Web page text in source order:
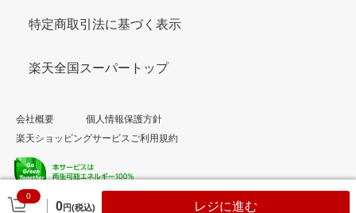
0
0円(税込) レジに進む
特定商取引法に基づく表示
楽天全国スーパートップ
会社概要
個人情報保護方針
楽天ショッピングサービスご利用規約
© Rakuten Group, Inc.